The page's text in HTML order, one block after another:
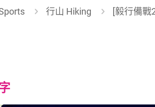
行山 Hiking [毅行備戰
Increase
font